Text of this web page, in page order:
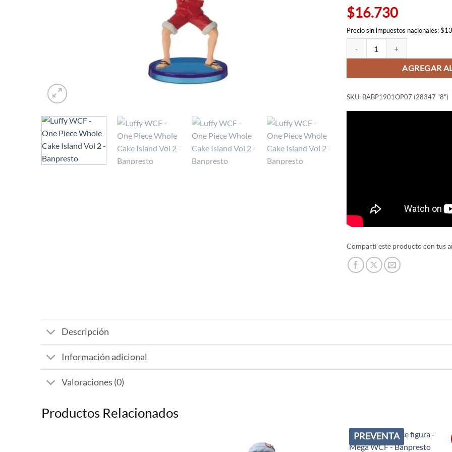
$16.730
Precio sin impuestos nacionales:
AGREGAR
SKU: BABP1901OP07 (28347 "8")
Compartí este producto con tus
Descripción
Información adicional
Valoraciones (0)
Productos Relacionados
PREVENTA